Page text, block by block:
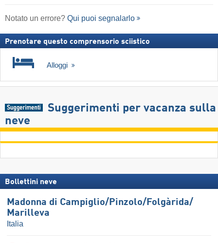
Notato un errore? Qui puoi segnalarlo
Prenotare questo comprensorio sciistico
Alloggi
Suggerimenti per vacanza sulla
neve
Bollettini neve
Madonna di Campiglio/​Pinzolo/​Folgàrida/​
Marilleva
Italia